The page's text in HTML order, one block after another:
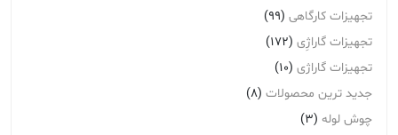
تجهیزات کارگاهی (99)
تجهیزات گاراژِی (172)
تجهیزات گاراژی (10)
جدید ترین محصولات (8)
چوش لوله (3)